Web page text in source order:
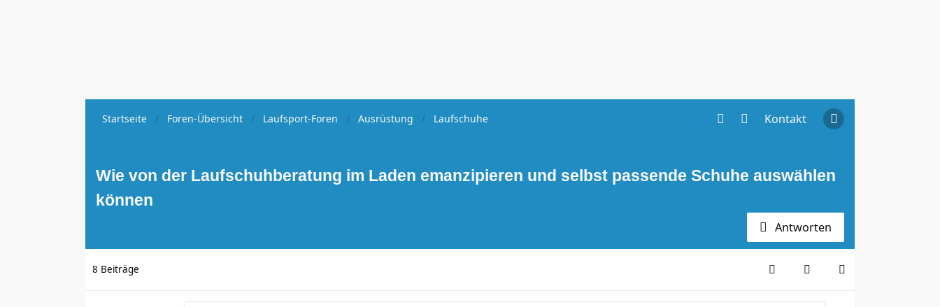
Kontakt
Startseite Foren-Übersicht Laufsport-Foren Ausrüstung Laufschuhe
Wie von der Laufschuhberatung im Laden emanzipieren und selbst passende Schuhe auswählen
können
Antworten
8 Beiträge